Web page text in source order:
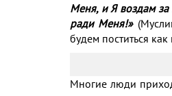
Меня, и Я воздам за
ради Меня!»
будем поститься
Многие люди